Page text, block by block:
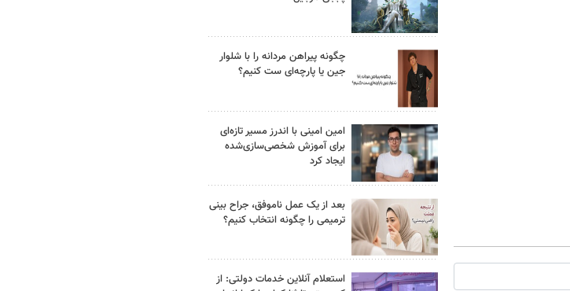
چگونه پیراهن مردانه را با شلوار
جین یا پارچه‌ای ست کنیم؟
امین امینی با اندرز مسیر تازه‌ای
برای آموزش شخصی‌سازی‌شده
ایجاد کرد
بعد از یک عمل ناموفق، جراح بینی
ترمیمی را چگونه انتخاب کنیم؟
استعلام آنلاین خدمات دولتی: از